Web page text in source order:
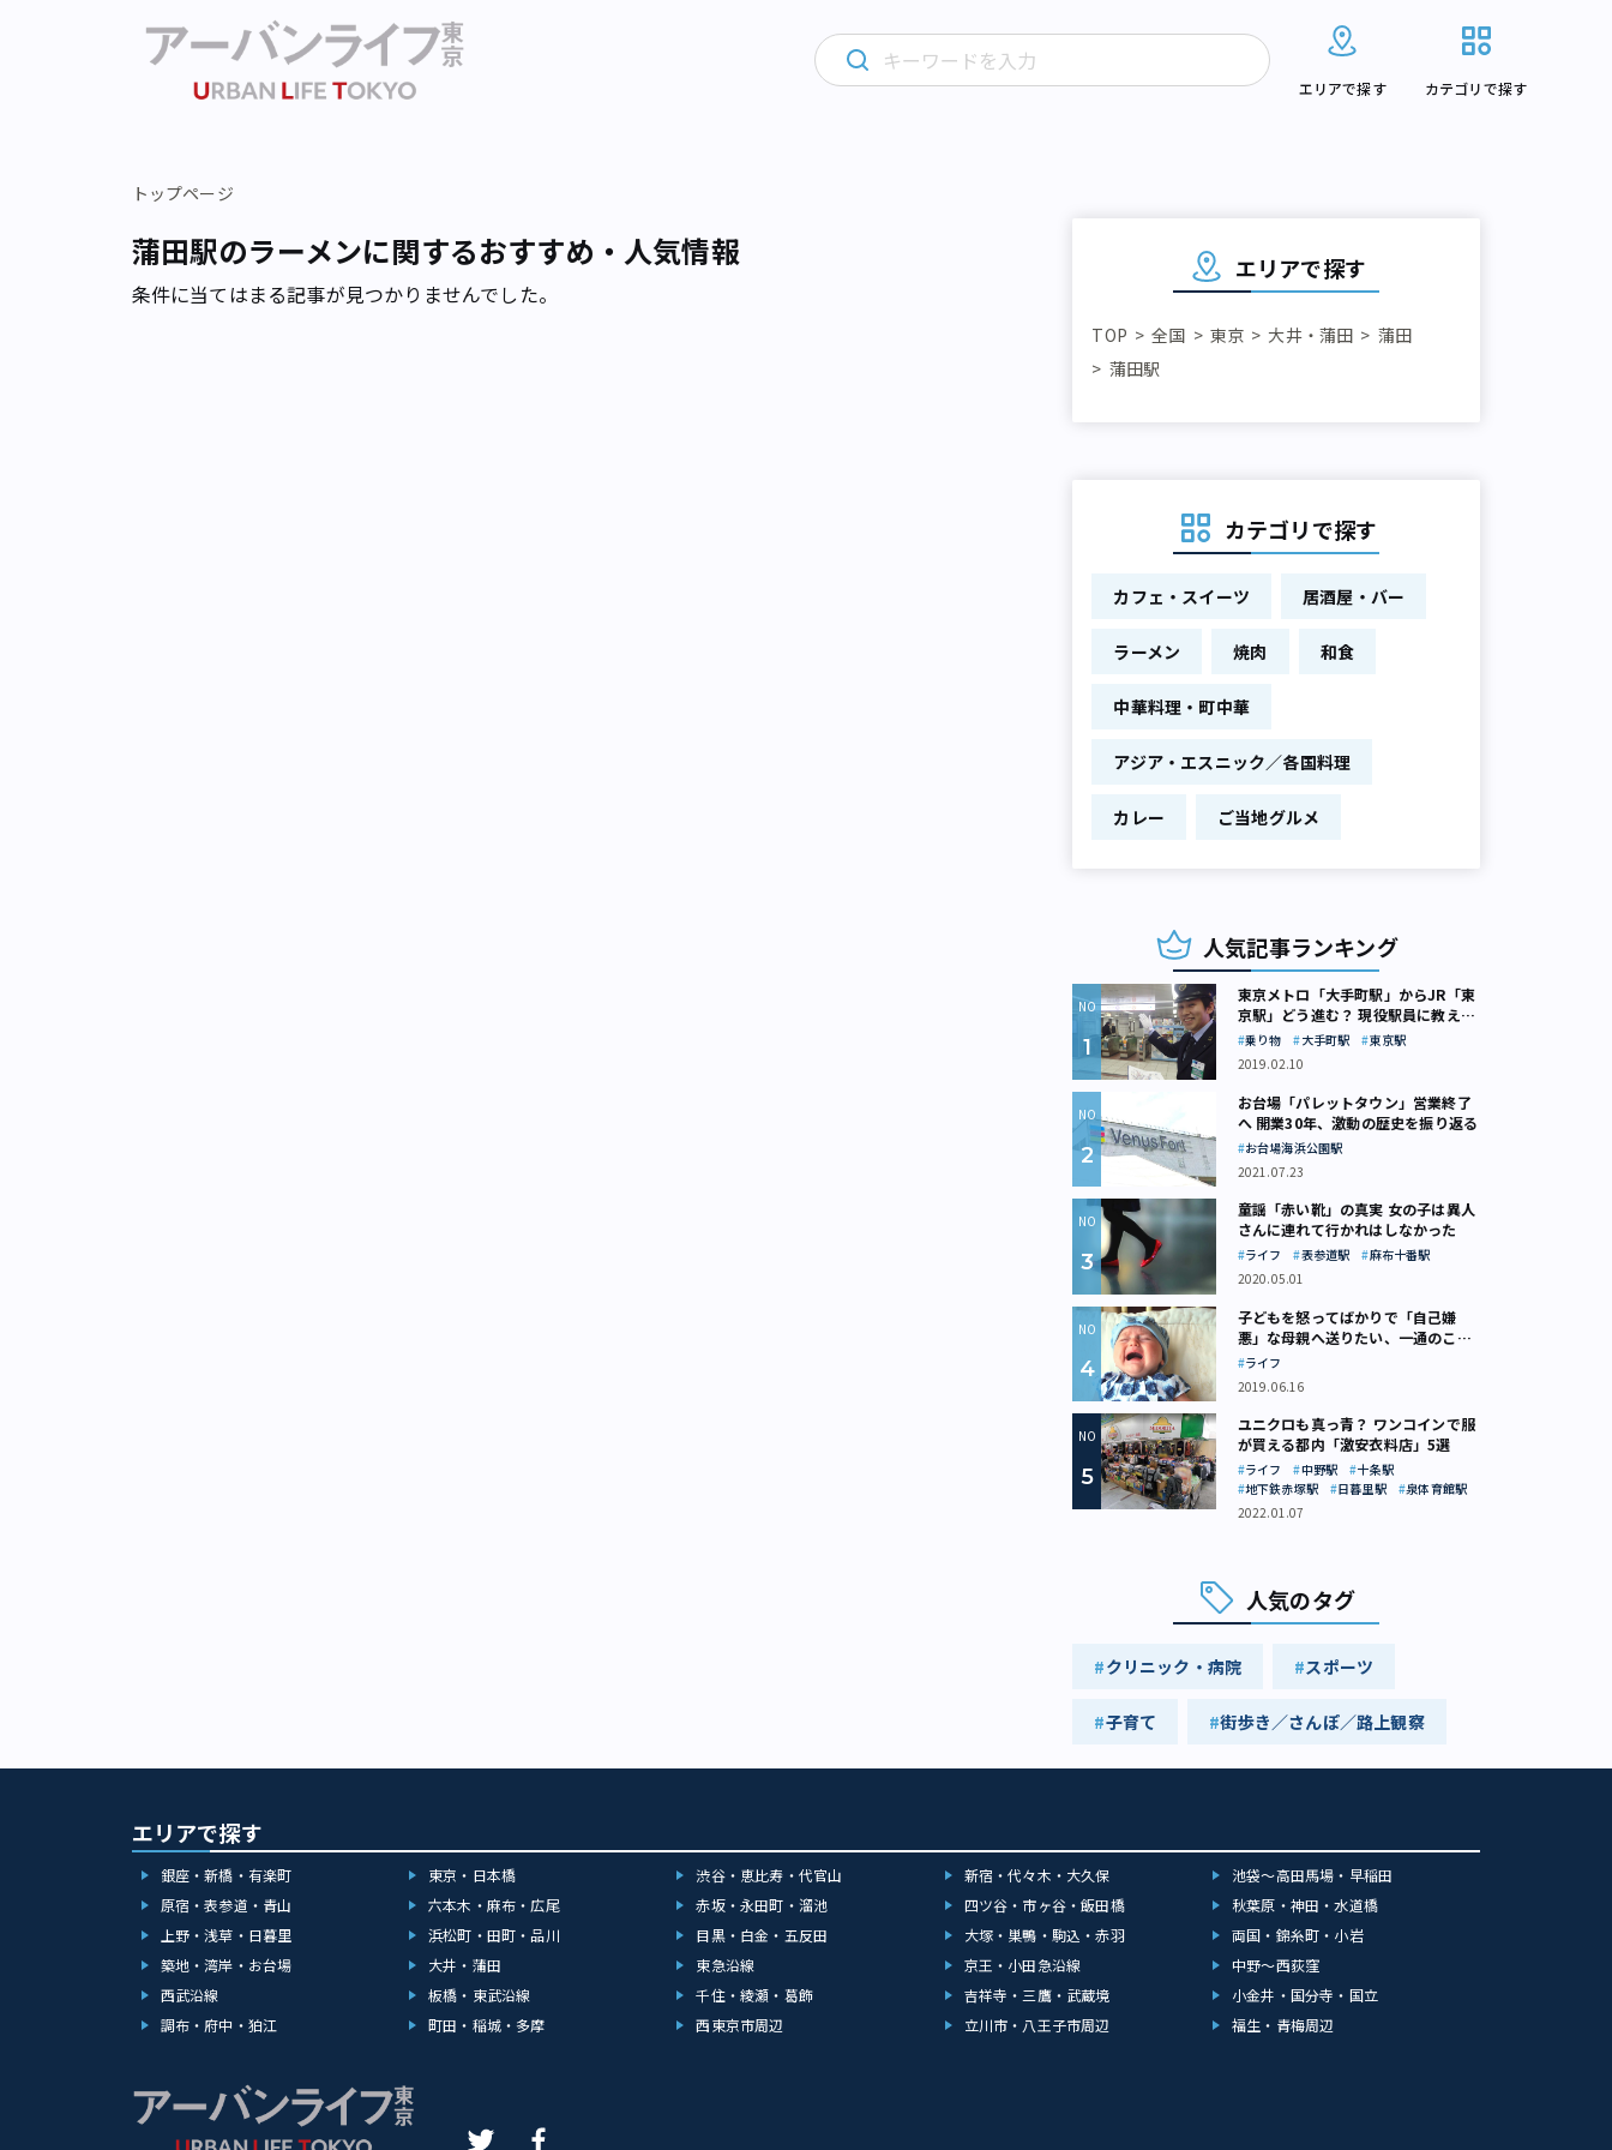
エリアで探す カテゴリで探す
トップページ
蒲田駅のラーメンに関するおすすめ・人気情報
条件に当てはまる記事が見つかりませんでした。
エリアで探す
TOP 全国 東京 大井・蒲田
蒲田
蒲田駅
カテゴリで探す
カフェ・スイーツ 居酒屋・バー
ラーメン 焼肉 和食
中華料理・町中華
アジア・エスニック／各国料理
カレー ご当地グルメ
人気記事ランキング
東京メトロ「大手町駅」からJR「東
京駅」どう進む？ 現役駅員に教えて
もらいました
乗り物 大手町駅
東京駅
2019.02.10
お台場「パレットタウン」営業終了
へ 開業30年、激動の歴史を振り返る
お台場海浜公園駅
2021.07.23
童謡「赤い靴」の真実 女の子は異人
さんに連れて行かれはしなかった
ライフ 表参道駅
麻布十番駅
2020.05.01
子どもを怒ってばかりで「自己嫌
悪」な母親へ送りたい、一通のここ
ろの処方箋
ライフ
2019.06.16
ユニクロも真っ青？ ワンコインで服
が買える都内「激安衣料店」5選
ライフ 中野駅
十条駅
地下鉄赤塚駅
日暮里駅
泉体育館駅
2022.01.07
人気のタグ
クリニック・病院 スポーツ
子育て 街歩き／さんぽ／路上観察
エリアで探す
銀座・新橋・有楽町 東京・日本橋 渋谷・恵比寿・代官山 新宿・代々木・大久保
池袋～高田馬場・早稲田
原宿・表参道・青山
六本木・麻布・広尾 赤坂・永田町・溜池 四ツ谷・市ヶ谷・飯田橋
秋葉原・神田・水道橋
上野・浅草・日暮里
浜松町・田町・品川 目黒・白金・五反田 大塚・巣鴨・駒込・赤羽
両国・錦糸町・小岩
築地・湾岸・お台場
大井・蒲田 東急沿線 京王・小田急沿線
中野～西荻窪
西武沿線
板橋・東武沿線 千住・綾瀬・葛飾 吉祥寺・三鷹・武蔵境
小金井・国分寺・国立
調布・府中・狛江
町田・稲城・多摩 西東京市周辺 立川市・八王子市周辺 福生・青梅周辺